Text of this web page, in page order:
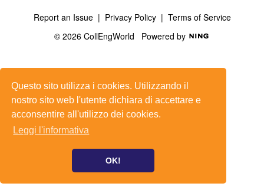
Questo sito utilizza i cookies. Utilizzando il
nostro sito web l'utente dichiara di accettare e
acconsentire all'utilizzo dei cookies.
Leggi l'informativa
OK!
Report an Issue| Privacy Policy| Terms of Service
© 2026 CollEngWorld Powered by